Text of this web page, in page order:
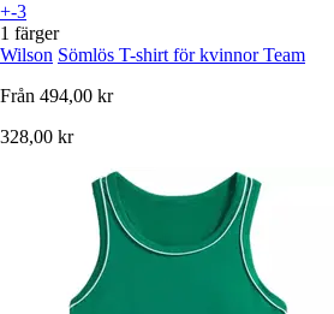
+-3
1 färger
Wilson Sömlös T-shirt för kvinnor Team
Från 494,00 kr
328,00 kr